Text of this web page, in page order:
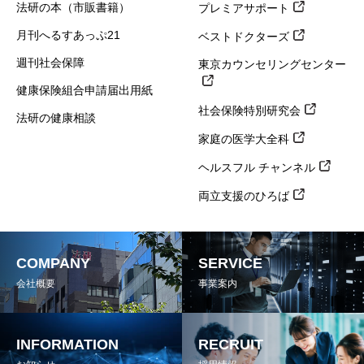
法研の本（市販書籍）
月刊へるすあっぷ21
週刊社会保障
健康保険組合申請届出用紙
法研の健康相談
プレミアサポート
ベストドクターズ
東京カウンセリングセンター
社会保険特別研究会
家庭の医学大全科
ヘルスフル チャンネル
両立支援のひろば
COMPANY
会社概要
SERVICE
事業案内
INFORMATION RECRUIT